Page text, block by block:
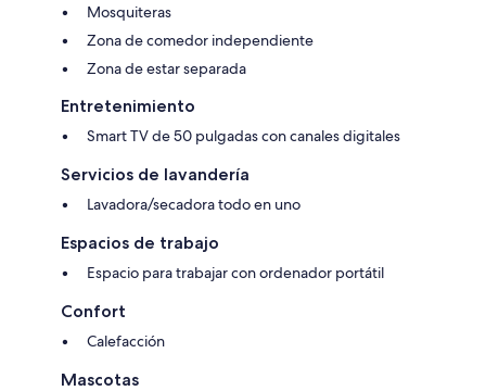
Mosquiteras
Zona de comedor independiente
Zona de estar separada
Entretenimiento
Smart TV de 50 pulgadas con canales digitales
Servicios de lavandería
Lavadora/secadora todo en uno
Espacios de trabajo
Espacio para trabajar con ordenador portátil
Confort
Calefacción
Mascotas